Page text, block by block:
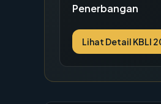
Penerbangan
Lihat Detail KBLI